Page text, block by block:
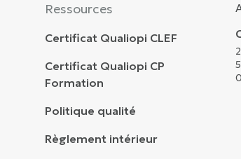
Ressources
Certificat Qualiopi CLEF
Certificat Qualiopi CP
Formation
Politique qualité
Règlement intérieur